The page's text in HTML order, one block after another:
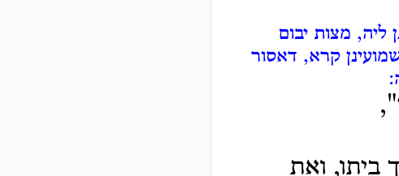
ליה, מצות יבום
קרא, דאסור
ביתו, ואת